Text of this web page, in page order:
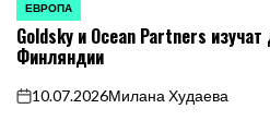
ОПУБЛИКОВАНО
В
ЕВРОПА
Goldsky и Ocean Partners
Финляндии
on
10.07.2026Милана Худаева